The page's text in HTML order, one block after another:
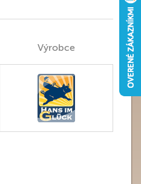
Výrobce